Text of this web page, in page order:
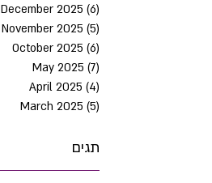
December 2025 (6)
November 2025 (5)
October 2025 (6)
May 2025 (7)
April 2025 (4)
March 2025 (5)
תגים